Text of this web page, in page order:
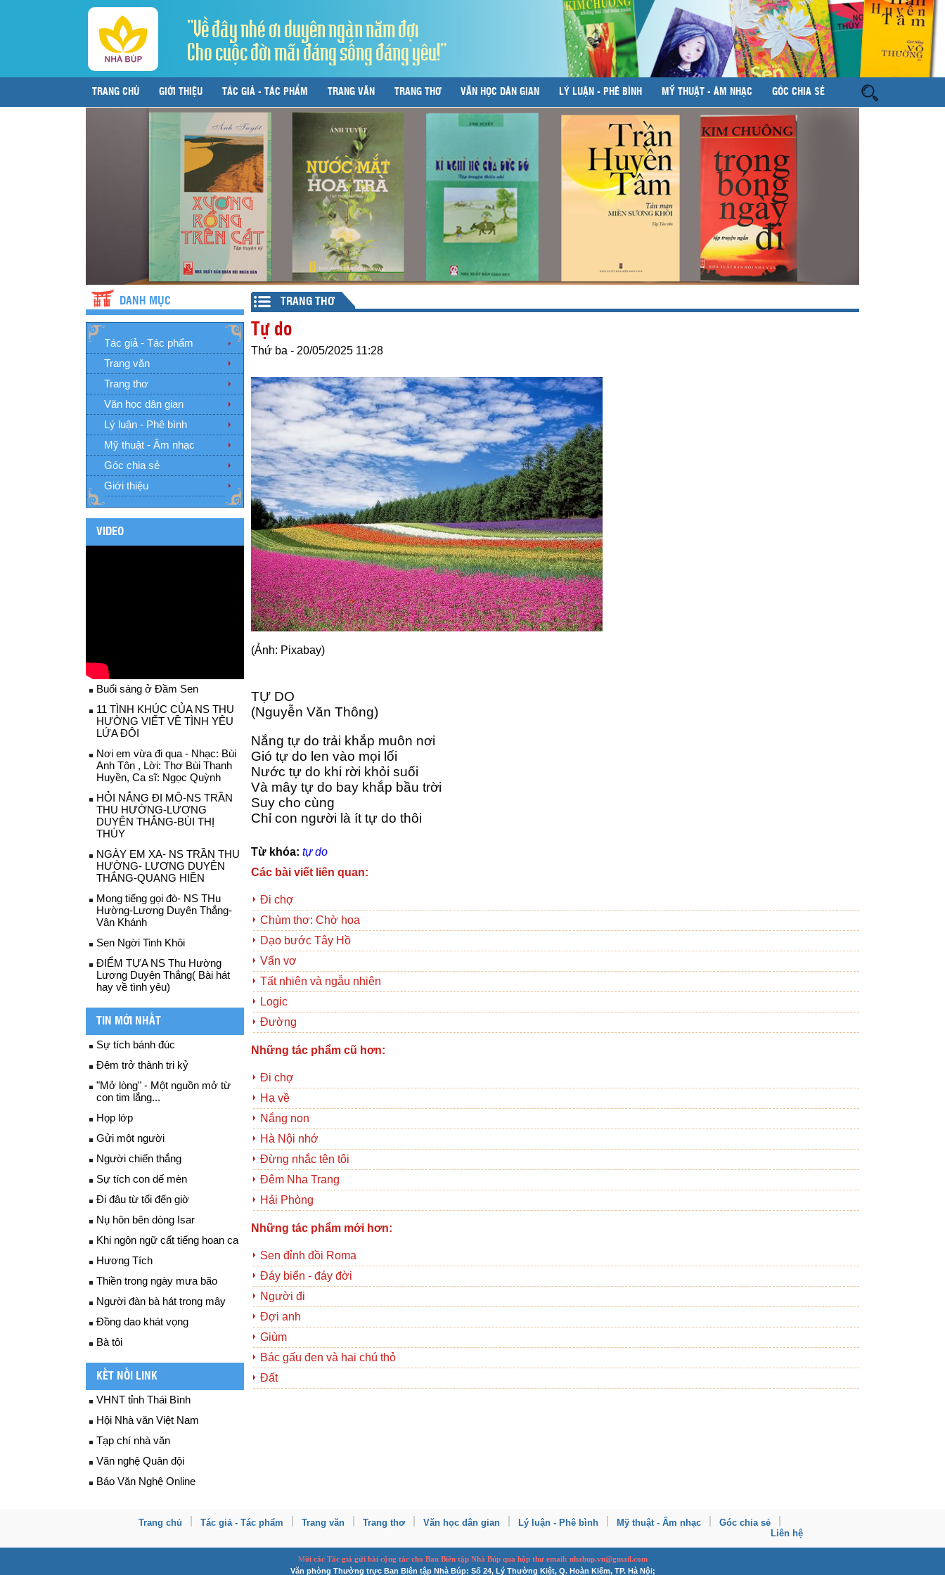
"Về đây nhé ơi duyên ngàn năm đợi
Cho cuộc đời mãi đáng sống đáng yêu!"
TRANG CHỦ GIỚI THIỆU TÁC GIẢ - TÁC PHẨM TRANG VĂN TRANG THƠ VĂN HỌC DÂN GIAN LÝ LUẬN - PHÊ BÌNH MỸ THUẬT - ÂM NHẠC GÓC CHIA SẺ
DANH MỤC
Tác giả - Tác phẩm
Trang văn
Trang thơ
Văn học dân gian
Lý luận - Phê bình
Mỹ thuật - Âm nhạc
Góc chia sẻ
Giới thiệu
VIDEO
Buổi sáng ở Đầm Sen
11 TÌNH KHÚC CỦA NS THU
HƯỜNG VIẾT VỀ TÌNH YÊU
LỨA ĐÔI
Nơi em vừa đi qua - Nhạc: Bùi
Anh Tôn , Lời: Thơ Bùi Thanh
Huyền, Ca sĩ: Ngọc Quỳnh
HỎI NẮNG ĐI MÔ-NS TRẦN
THU HƯỜNG-LƯƠNG
DUYÊN THẮNG-BÙI THỊ
THÚY
NGÀY EM XA- NS TRẦN THU
HƯỜNG- LƯƠNG DUYÊN
THẮNG-QUANG HIỀN
Mong tiếng gọi đò- NS THu
Hường-Lương Duyên Thắng-
Vân Khánh
Sen Ngời Tinh Khôi
ĐIỂM TỰA NS Thu Hường
Lương Duyên Thắng( Bài hát
hay về tình yêu)
TIN MỚI NHẤT
Sự tích bánh đúc
Đêm trở thành tri kỷ
"Mở lòng" - Một nguồn mở từ
con tim lắng...
Họp lớp
Gửi một người
Người chiến thắng
Sự tích con dế mèn
Đi đâu từ tối đến giờ
Nụ hôn bên dòng Isar
Khi ngôn ngữ cất tiếng hoan ca
Hương Tích
Thiền trong ngày mưa bão
Người đàn bà hát trong mây
Đồng dao khát vọng
Bà tôi
KẾT NỐI LINK
VHNT tỉnh Thái Bình
Hội Nhà văn Việt Nam
Tạp chí nhà văn
Văn nghệ Quân đội
Báo Văn Nghệ Online
TRANG THƠ
Tự do
Thứ ba - 20/05/2025 11:28
(Ảnh: Pixabay)
TỰ DO
(Nguyễn Văn Thông)
Nắng tự do trải khắp muôn nơi
Gió tự do len vào mọi lối
Nước tự do khi rời khỏi suối
Và mây tự do bay khắp bầu trời
Suy cho cùng
Chỉ con người là ít tự do thôi
Từ khóa: tự do
Các bài viết liên quan:
Đi chợ
Chùm thơ: Chờ hoa
Dạo bước Tây Hồ
Vẩn vơ
Tất nhiên và ngẫu nhiên
Logic
Đường
Những tác phẩm cũ hơn:
Đi chợ
Hạ về
Nắng non
Hà Nội nhớ
Đừng nhắc tên tôi
Đêm Nha Trang
Hải Phòng
Những tác phẩm mới hơn:
Sen đỉnh đồi Roma
Đáy biển - đáy đời
Người đi
Đợi anh
Giùm
Bác gấu đen và hai chú thỏ
Đất
Trang chủ Tác giả - Tác phẩm Trang văn Trang thơ Văn học dân gian Lý luận - Phê bình Mỹ thuật - Âm nhạc
Góc chia sẻ
Liên hệ
Mời các Tác giả gửi bài cộng táccho Ban Biên tập Nhà Búp qua hộp thư email: nhabup.vn@gmail.com
Văn phòng Thường trực Ban Biên tập Nhà Búp: Số 24, Lý Thường Kiệt, Q. Hoàn Kiếm, TP. Hà Nội;